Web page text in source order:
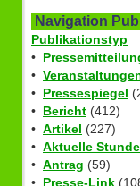
Navigation
Publikationstyp
•
•
• Pressespiegel
• Bericht (412)
• Artikel (227)
• Aktuelle Stunde
• Antrag (59)
• Presse-Link